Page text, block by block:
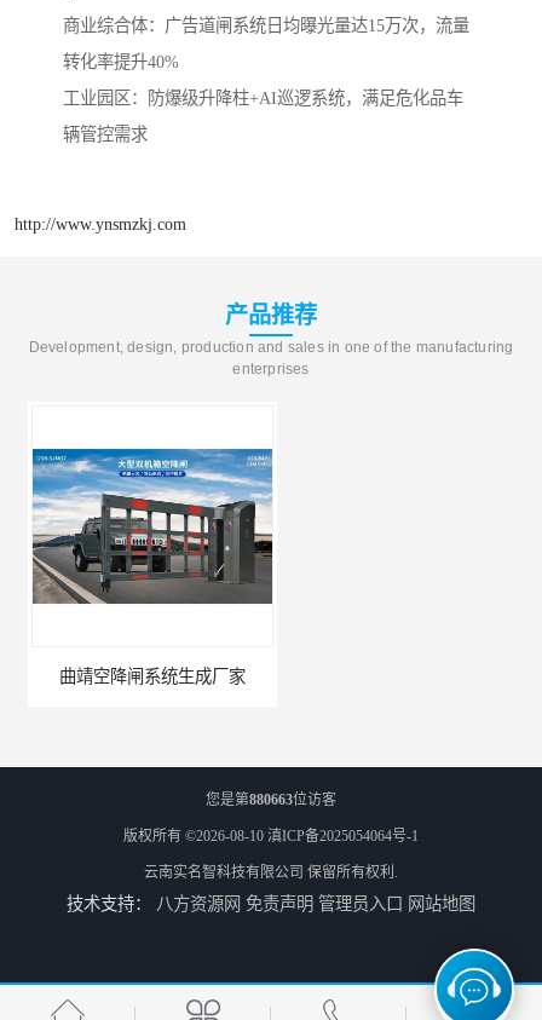
‌商业综合体‌：广告道闸系统日均曝光量达15万次，流量
转化率提升40%
‌工业园区‌：防爆级升降柱+AI巡逻系统，满足危化品车
辆管控需求
http://www.ynsmzkj.com
产品推荐
Development, design, production and sales in one of the manufacturing
enterprises
曲靖空降闸系统生成厂家
德宏工业闸门厂家 普洱大型闸门厂家
您是第880663位访客
版权所有 ©2026-08-10 滇ICP备2025054064号-1
云南实名智科技有限公司 保留所有权利.
技术支持： 八方资源网 免责声明 管理员入口 网站地图